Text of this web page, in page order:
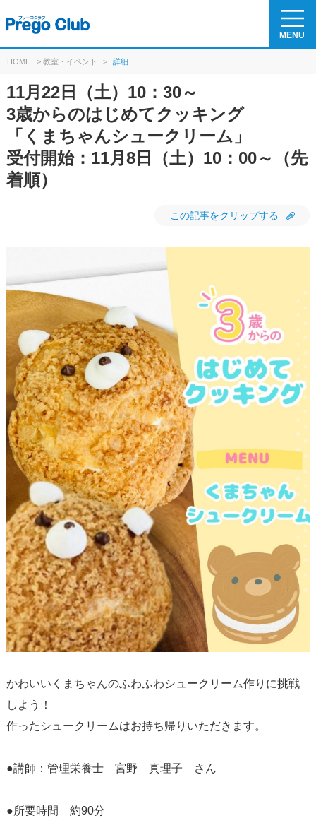
MENU
HOME > 教室・イベント > 詳細
11月22日（土）10：30～
3歳からのはじめてクッキング
「くまちゃんシュークリーム」
受付開始：11月8日（土）10：00～（先
着順）
この記事をクリップする
かわいいくまちゃんのふわふわシュークリーム作りに挑戦
しよう！
作ったシュークリームはお持ち帰りいただきます。
●講師：管理栄養士 宮野 真理子 さん
●所要時間 約90分